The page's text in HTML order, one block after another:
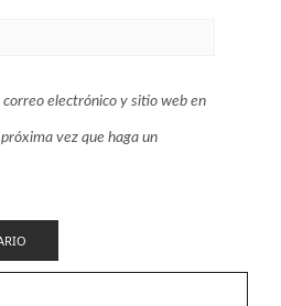
electrónico y sitio web en
vez que haga un